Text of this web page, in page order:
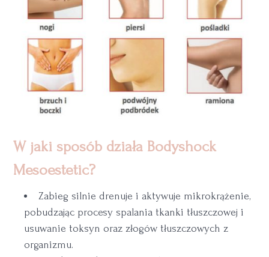
W jaki sposób działa Bodyshock
Mesoestetic?
Zabieg silnie drenuje i aktywuje mikrokrążenie,
pobudzając procesy spalania tkanki tłuszczowej i
usuwanie toksyn oraz złogów tłuszczowych z
organizmu.